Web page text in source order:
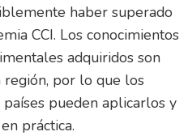
haber superado
CCI. Los conocimientos
adquiridos son
por lo que los
pueden aplicarlos y
práctica.